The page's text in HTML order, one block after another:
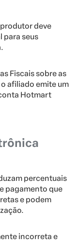
deve
para seus
Fiscais sobre as
afiliado emite um
Hotmart
percentuais
pagamento que
e podem
incorreta e